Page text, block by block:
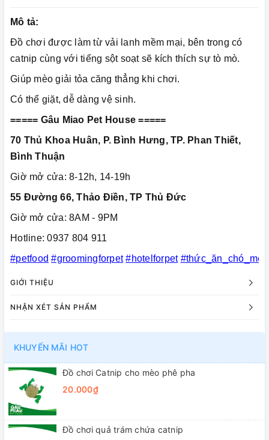
Mô tả:
Đồ chơi được làm từ vải lanh mềm mại, bên trong có
catnip cùng với tiếng sột soạt sẽ kích thích sự tò mò.
Giúp mèo giải tỏa căng thẳng khi chơi.
Có thể giặt, dễ dàng vệ sinh.
===== Gâu Miao Pet House =====
70 Thủ Khoa Huân, P. Bình Hưng, TP. Phan Thiết,
Bình Thuận
Giờ mở cửa: 8-12h, 14-19h
55 Đường 66, Thảo Điền, TP Thủ Đức
Giờ mở cửa: 8AM - 9PM
Hotline: 0937 804 911
#petfood #groomingforpet #hotelforpet #thức_ăn_chó_mèo
GIỚI THIỆU
NHẬN XÉT SẢN PHẨM
KHUYẾN MÃI HOT
Đồ chơi Catnip cho mèo phê pha
20.000₫
Đồ chơi quả trám chứa catnip